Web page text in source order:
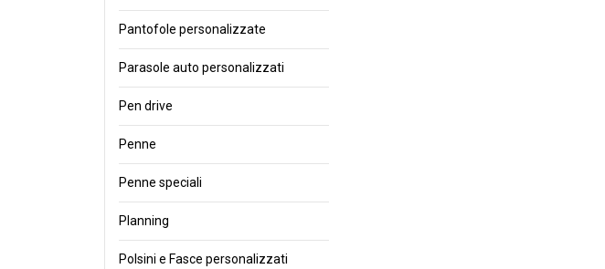
Pantofole personalizzate
Parasole auto personalizzati
Pen drive
Penne
Penne speciali
Planning
Polsini e Fasce personalizzati